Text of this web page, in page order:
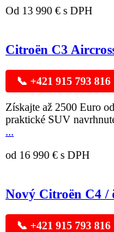
Od 13 990 € s DPH
Citroën C3
📞 +421 915 793 816
Získajte až 2500 Euro
praktické SUV
...
od 16 990 € s DPH
Nový Citroën C4 /
📞 +421 915 793 816